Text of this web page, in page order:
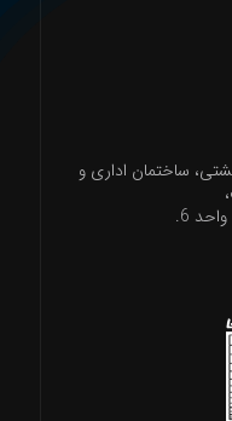
ساختمان اداری و